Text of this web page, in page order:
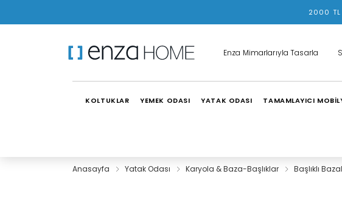
2000
Enza Mimarlarıyla Tasarla
KOLTUKLAR YEMEK ODASI YATAK ODASI TAMAMLAYICI
Anasayfa Yatak Odası Karyola & Baza-Başlıklar Başlıklı